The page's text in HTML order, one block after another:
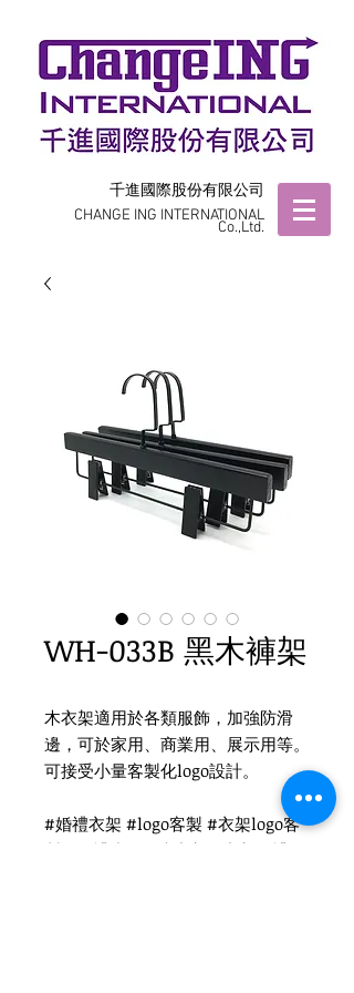
千進國際股份有限公司
CHANGE ING INTERNATIONAL
Co.,Ltd.
WH-033B 黑木褲架
木衣架適用於各類服飾，加強防滑
邊，可於家用、商業用、展示用等。
可接受小量客製化logo設計。
#婚禮衣架 #logo客製 #衣架logo客
製 #婚禮小物 #木衣架 #衣架 #禮品